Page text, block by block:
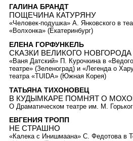
ГАЛИНА БРАНДТ
ПОЩЕЧИНА КАТУРЯНУ
«Человек-подушка» А. Янковского в
«Волхонка» (Екатеринбург)
ЕЛЕНА ГОРФУНКЕЛЬ
СКАЗКИ ВЕЛИКОГО НОВГОРОДА
«Ваня Датский» П. Курочкина в
театре» (Зеленоград) и «Легенда о
театра «TUIDA» (Южная Корея)
ТАТЬЯНА ТИХОНОВЕЦ
В КУДЫМКАРЕ ПОМНЯТ О
О Драматическом театре им. М.
ЕВГЕНИЯ ТРОПП
НЕ СТРАШНО
«Калека с Инишмаана» С. Федотова в